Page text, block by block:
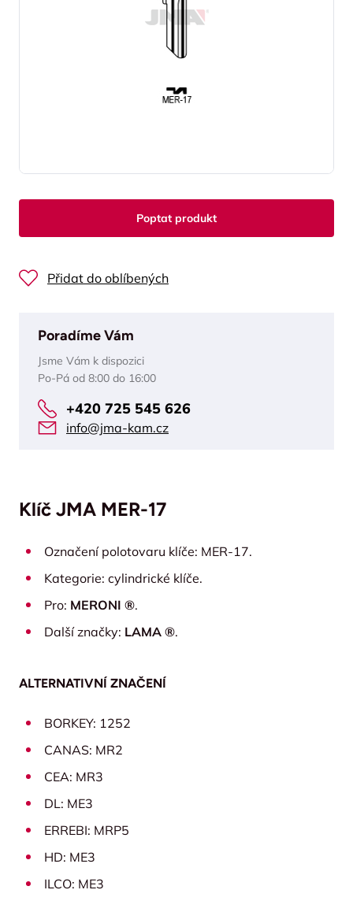
Poptat produkt
Přidat do oblíbených
Poradíme Vám
Jsme Vám k dispozici
Po-Pá od 8:00 do 16:00
+420 725 545 626
info@jma-kam.cz
Klíč JMA MER-17
Označení polotovaru klíče: MER-17.
Kategorie: cylindrické klíče.
Pro: MERONI ®.
Další značky: LAMA ®.
ALTERNATIVNÍ ZNAČENÍ
BORKEY: 1252
CANAS: MR2
CEA: MR3
DL: ME3
ERREBI: MRP5
HD: ME3
ILCO: ME3